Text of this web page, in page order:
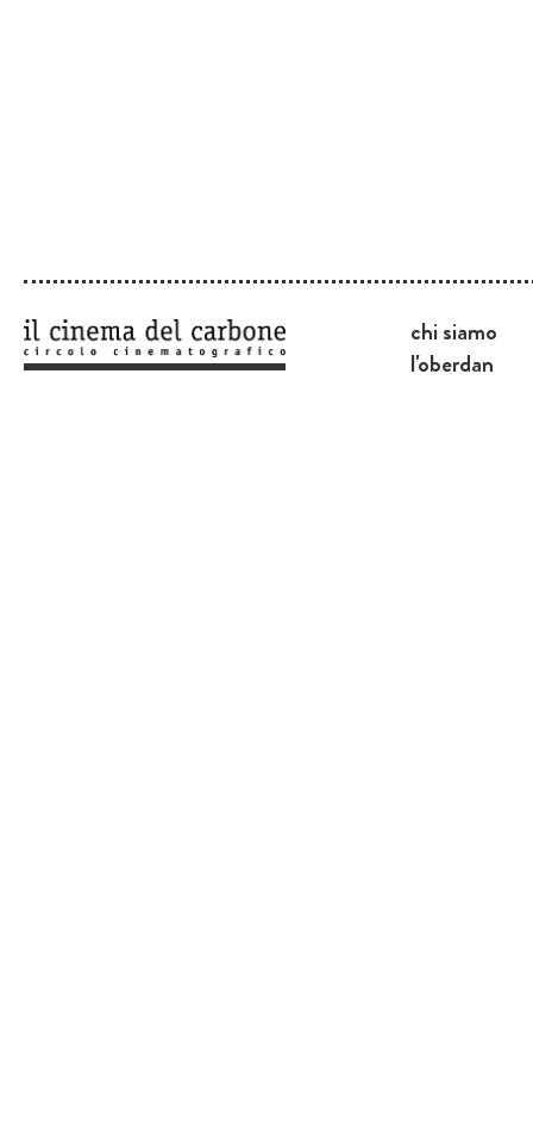
chi siamo
l'oberdan